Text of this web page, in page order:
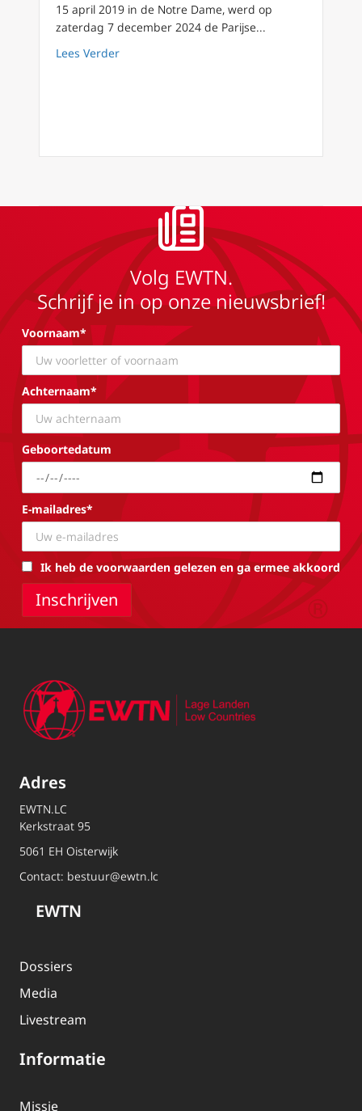
15 april 2019 in de Notre Dame, werd op
zaterdag 7 december 2024 de Parijse...
Lees Verderabout Spirituele betekenis van een
Volg EWTN.
Schrijf je in op onze nieuwsbrief!
Voornaam*
Achternaam*
Geboortedatum
E-mailadres*
Ik heb de voorwaarden gelezen en ga ermee akkoord
Adres
EWTN.LC
Kerkstraat 95
5061 EH Oisterwijk
Contact: bestuur@ewtn.lc
EWTN
Dossiers
Media
Livestream
Informatie
Missie